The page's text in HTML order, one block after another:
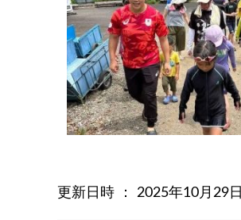
更新日時 ： 2025年10月29日